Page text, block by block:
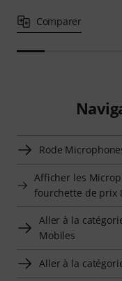
Comparer
Rode
Afficher les
fourchette de prix
Aller à la
Mobiles
Aller à la